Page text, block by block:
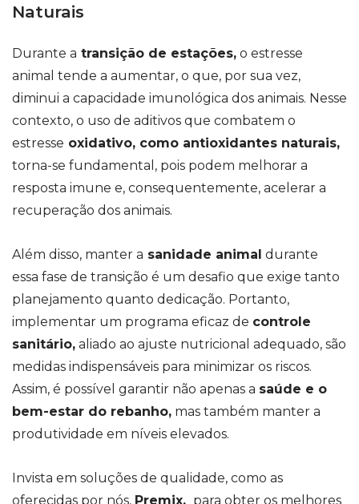
Naturais
Durante a transição de estações, o estresse
animal tende a aumentar, o que, por sua vez,
diminui a capacidade imunológica dos animais. Nesse
contexto, o uso de aditivos que combatem o
estresse oxidativo, como antioxidantes naturais,
torna-se fundamental, pois podem melhorar a
resposta imune e, consequentemente, acelerar a
recuperação dos animais.
Além disso, manter a sanidade animal durante
essa fase de transição é um desafio que exige tanto
planejamento quanto dedicação. Portanto,
implementar um programa eficaz de controle
sanitário, aliado ao ajuste nutricional adequado, são
medidas indispensáveis para minimizar os riscos.
Assim, é possível garantir não apenas a saúde e o
bem-estar do rebanho, mas também manter a
produtividade em níveis elevados.
Invista em soluções de qualidade, como as
oferecidas por nós, Premix, para obter os melhores